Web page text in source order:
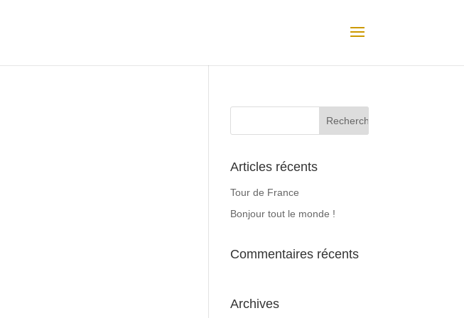
Articles récents
Tour de France
Bonjour tout le monde !
Commentaires récents
Archives